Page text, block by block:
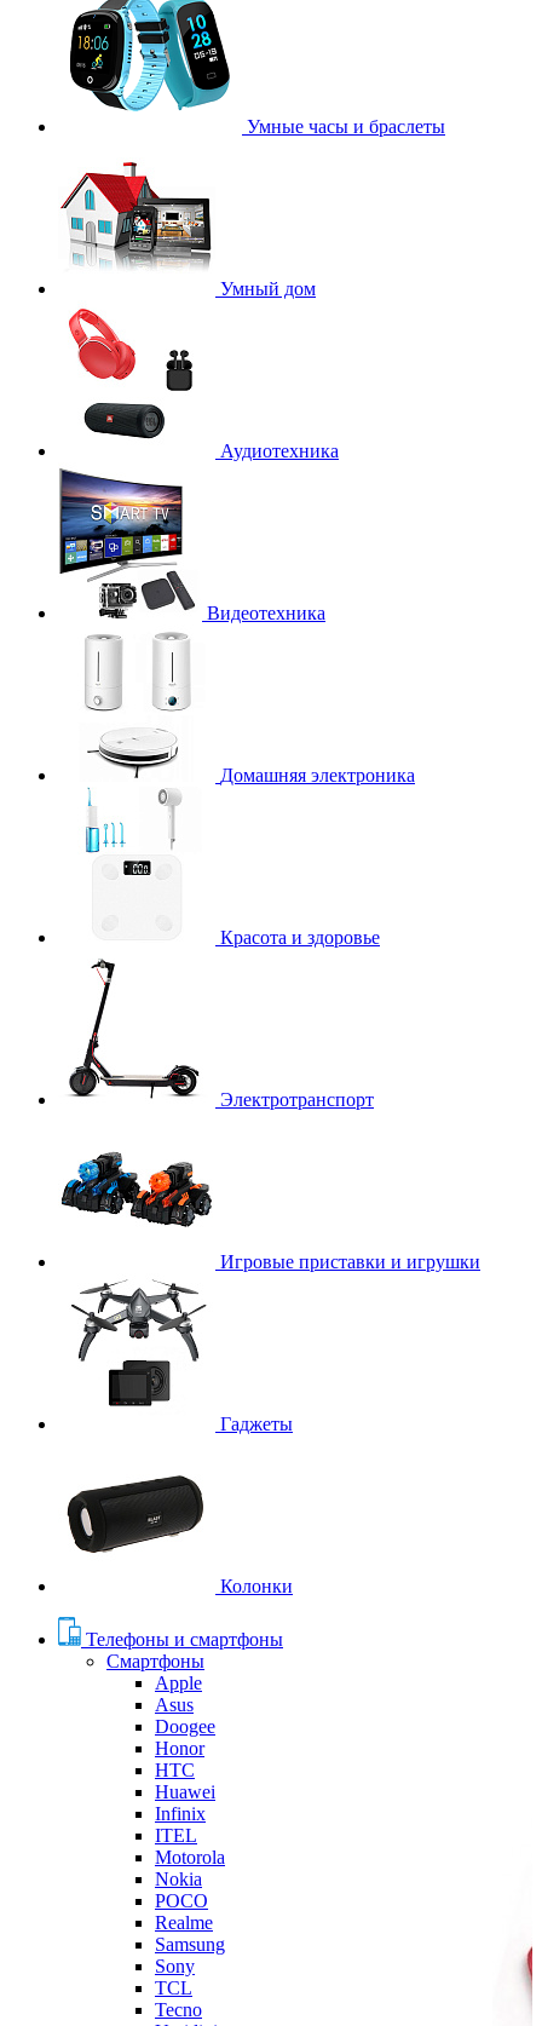
Умные часы и браслеты
Умный дом
Аудиотехника
Видеотехника
Домашняя электроника
Красота и здоровье
Электротранспорт
Игровые приставки и игрушки
Гаджеты
Колонки
Телефоны и смартфоны
Смартфоны
Apple
Asus
Doogee
Honor
HTC
Huawei
Infinix
ITEL
Motorola
Nokia
POCO
Realme
Samsung
Sony
TCL
Tecno